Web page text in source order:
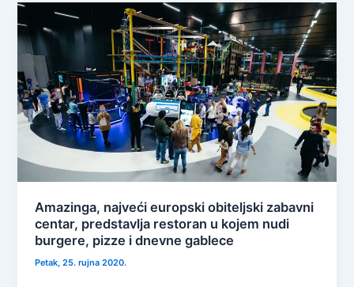
Amazinga, najveći europski obiteljski zabavni
centar, predstavlja restoran u kojem nudi
burgere, pizze i dnevne gablece
Petak, 25. rujna 2020.